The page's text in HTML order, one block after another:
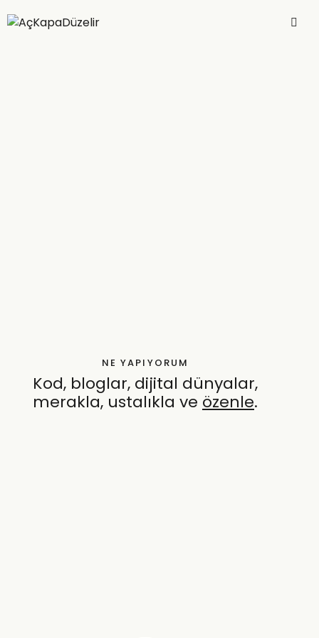
NE YAPIYORUM
Kod, bloglar, dijital dünyalar,
merakla, ustalıkla ve özenle.